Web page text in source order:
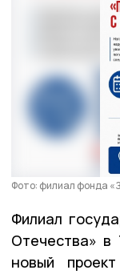
Фото: филиал фонда
Филиал
Отечества» в
новый